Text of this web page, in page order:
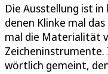
Die Ausstellung ist
denen Klinke mal
mal die Materialität
Zeicheninstrumente.
wörtlich gemeint,